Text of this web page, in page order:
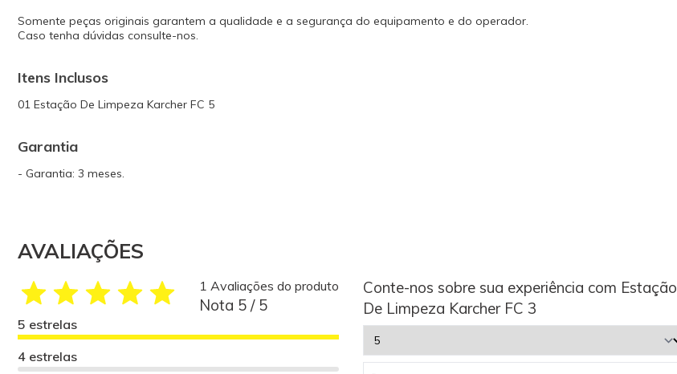
Somente peças originais garantem a qualidade e a segurança do equipamento e do operador.
Caso tenha dúvidas consulte-nos.
Itens Inclusos
01 Estação De Limpeza Karcher FC 5
Garantia
- Garantia: 3 meses.
AVALIAÇÕES
1 Avaliações do produto
Nota 5 / 5
5 estrelas
4 estrelas
Conte-nos sobre sua experiência com Estação
De Limpeza Karcher FC 3